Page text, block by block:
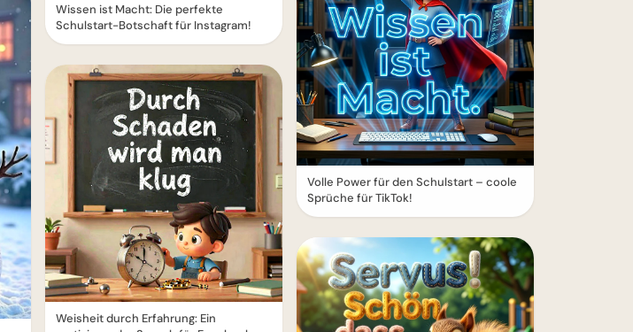
Wissen ist Macht: Die perfekte
Schulstart-Botschaft für Instagram!
Weisheit durch Erfahrung: Ein
Volle Power für den Schulstart – coole
Sprüche für TikTok!